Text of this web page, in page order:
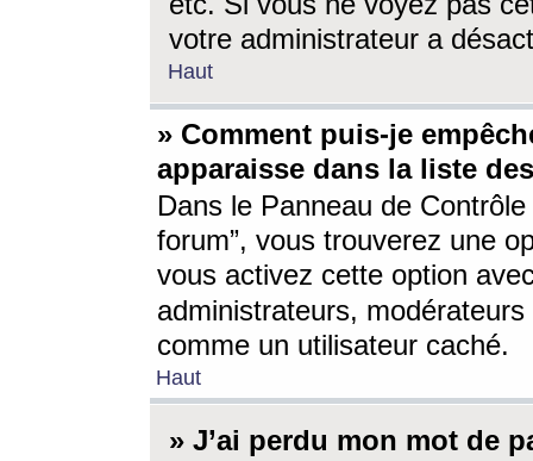
votre administrateur a
Haut
» Comment puis-je
apparaisse dans la liste
Dans le Panneau de
forum”, vous trouverez une
vous activez cette option
administrateurs,
comme un utilisateur caché.
Haut
» J’ai perdu mon mot de